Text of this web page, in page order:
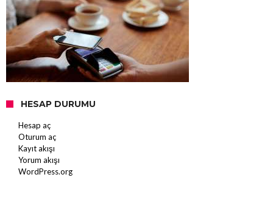
HESAP DURUMU
Hesap aç
Oturum aç
Kayıt akışı
Yorum akışı
WordPress.org